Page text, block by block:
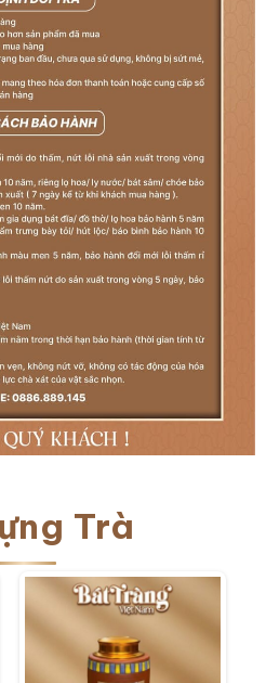
Trà